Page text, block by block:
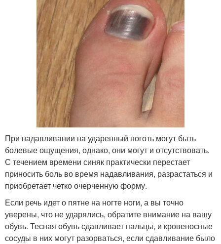
При надавливании на ударенный ноготь могут быть
болевые ощущения, однако, они могут и отсутствовать.
С течением времени синяк практически перестает
приносить боль во время надавливания, разрастаться и
приобретает четко очерченную форму.
Если речь идет о пятне на ногте ноги, а вы точно
уверены, что не ударялись, обратите внимание на вашу
обувь. Тесная обувь сдавливает пальцы, и кровеносные
сосуды в них могут разорваться, если сдавливание было